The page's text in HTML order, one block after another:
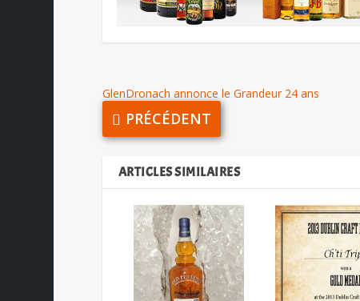
GlenDronach annonce le Grandeur 24 ans
PRÉCÉDENT
ARTICLES SIMILAIRES